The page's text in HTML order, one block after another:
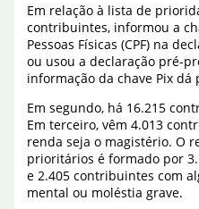
Em relação à lista de
contribuintes, informou a
Pessoas Físicas (CPF) na
ou usou a declaração pré-
informação da chave Pix
Em segundo, há 16.215
Em terceiro, vêm 4.013
renda seja o magistério. O
prioritários é formado por
e 2.405 contribuintes com
mental ou moléstia grave.